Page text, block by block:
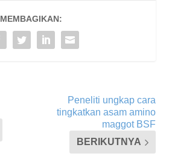
MEMBAGIKAN:
Peneliti ungkap cara
tingkatkan asam amino
maggot BSF
BERIKUTNYA